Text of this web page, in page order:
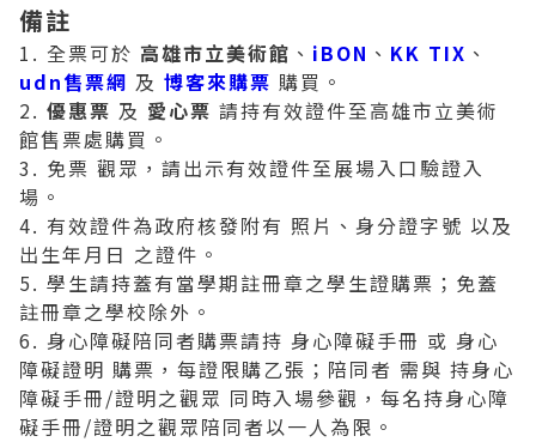
備註
1. 全票可於 高雄市立美術館 、 iBON 、 KK TIX 、
udn售票網 及 博客來購票 購買。
2. 優惠票 及 愛心票 請持有效證件至高雄市立美術
館售票處購買。
3. 免票 觀眾，請出示有效證件至展場入口驗證入
場。
4. 有效證件為政府核發附有 照片、身分證字號 以及
出生年月日 之證件。
5. 學生請持蓋有當學期註冊章之學生證購票；免蓋
註冊章之學校除外。
6. 身心障礙陪同者購票請持 身心障礙手冊 或 身心
障礙證明 購票，每證限購乙張；陪同者 需與 持身心
障礙手冊/證明之觀眾 同時入場參觀，每名持身心障
礙手冊/證明之觀眾陪同者以一人為限。